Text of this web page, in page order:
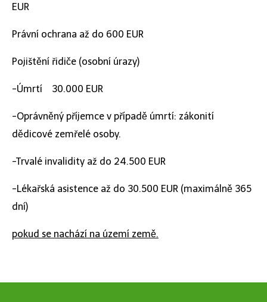
EUR
Právní ochrana až do 600 EUR
Pojištění řidiče (osobní úrazy)
-Úmrtí 30.000 EUR
-Oprávněný příjemce v případě úmrtí: zákonití
dědicové zemřelé osoby.
-Trvalé invalidity až do 24.500 EUR
-Lékařská asistence až do 30.500 EUR (maximálně 365
dní)
pokud se nachází na území země.